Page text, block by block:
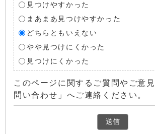
見つけやすかった
まあまあ見つけやすかった
どちらともいえない
やや見つけにくかった
見つけにくかった
このページに関するご質問やご意
問い合わせ」へご連絡ください。